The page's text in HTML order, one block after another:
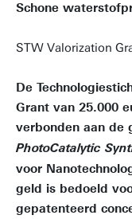
Schone
STW Valorization
De
Grant van 25.000
verbonden aan de
PhotoCatalytic
voor
geld is bedoeld
gepatenteerd